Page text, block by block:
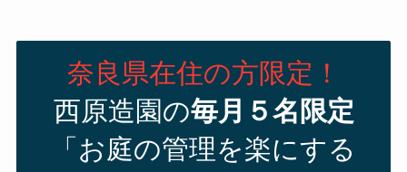
奈良県在住の方限定！
西原造園の毎月５名限定
「お庭の管理を楽にする